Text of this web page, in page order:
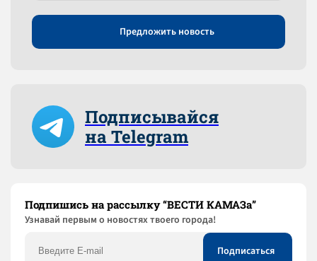
Предложить новость
Подписывайся
на Telegram
Подпишись на рассылку “ВЕСТИ КАМАЗа”
Узнaвай первым о новостях твоего города!